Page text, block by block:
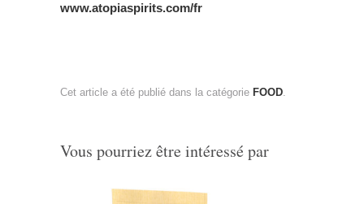
www.atopiaspirits.com/fr
Cet article a été publié dans la catégorie FOOD
Vous pourriez être intéressé par